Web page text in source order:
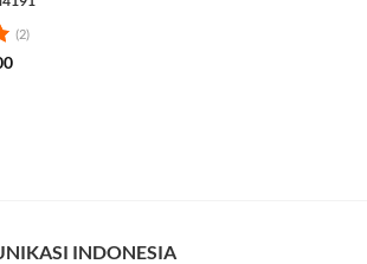
(2)
INDONESIA